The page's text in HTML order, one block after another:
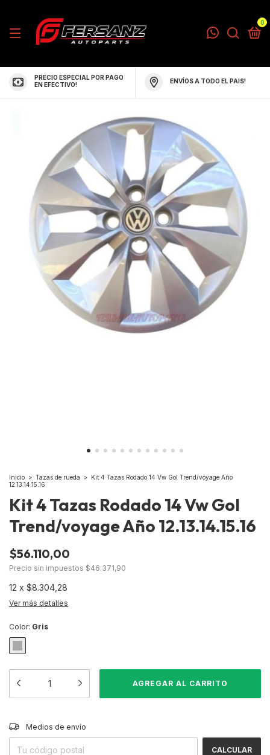
0
PRECIO ESPECIAL POR PAGO
EN EFECTIVO!
ENVÍOS A TODO EL PAIS!
Inicio > Tazas de rueda > Kit 4 Tazas Rodado 14 Vw Gol Trend/voyage Año
12.13.14.15.16
Kit 4 Tazas Rodado 14 Vw Gol
Trend/voyage Año 12.13.14.15.16
$56.110,00
Precio sin impuestos $46.371,90
12 x $8.304,28
Ver más detalles
Color: Gris
Entregas para el CP:
Medios de envío
CALCULAR